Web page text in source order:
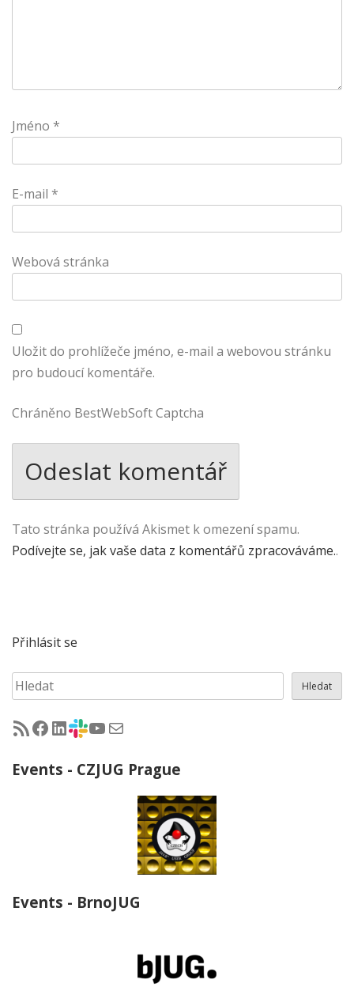
Jméno *
E-mail *
Webová stránka
Uložit do prohlížeče jméno, e-mail a webovou stránku
pro budoucí komentáře.
Chráněno BestWebSoft Captcha
Tato stránka používá Akismet k omezení spamu.
Podívejte se, jak vaše data z komentářů zpracováváme..
Přihlásit se
Hledat Hledat
RSS - články na jug.cz
Facebook skupina Czech Java User Group
LinkedIn skupina Czech Java User Group
CZJUG Slack fórum
CZJUG YouTube kanálCZJUG email
Events - CZJUG Prague
Events - BrnoJUG